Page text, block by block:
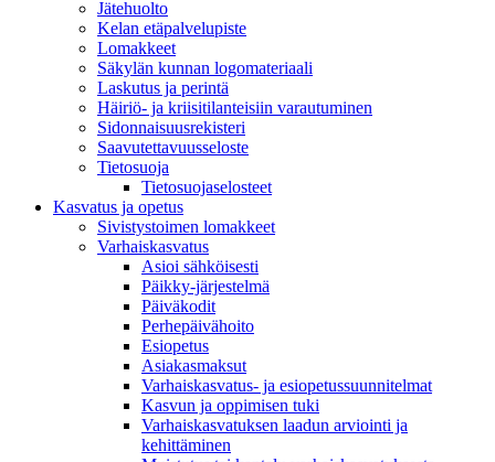
Jätehuolto
Kelan etäpalvelupiste
Lomakkeet
Säkylän kunnan logomateriaali
Laskutus ja perintä
Häiriö- ja kriisitilanteisiin varautuminen
Sidonnaisuusrekisteri
Saavutettavuusseloste
Tietosuoja
Tietosuojaselosteet
Kasvatus ja opetus
Sivistystoimen lomakkeet
Varhaiskasvatus
Asioi sähköisesti
Päikky-järjestelmä
Päiväkodit
Perhepäivähoito
Esiopetus
Asiakasmaksut
Varhaiskasvatus- ja esiopetussuunnitelmat
Kasvun ja oppimisen tuki
Varhaiskasvatuksen laadun arviointi ja
kehittäminen